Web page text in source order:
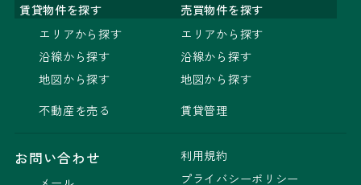
賃貸物件を探す
売買物件を探す
エリアから探す
沿線から探す
地図から探す
不動産を売る
エリアから探す
沿線から探す
地図から探す
賃貸管理
お問い合わせ
利用規約
プライバシーポリシー